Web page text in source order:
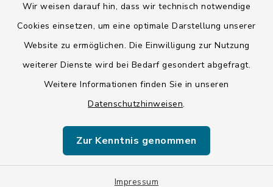
Wir weisen darauf hin, dass wir technisch notwendige
Cookies einsetzen, um eine optimale Darstellung unserer
Website zu ermöglichen. Die Einwilligung zur Nutzung
weiterer Dienste wird bei Bedarf gesondert abgefragt.
Weitere Informationen finden Sie in unseren
Datenschutzhinweisen.
Zur Kenntnis genommen
Impressum
Barrierefreiheit
Impressum
Sitemap
Cookie-Einstellungen